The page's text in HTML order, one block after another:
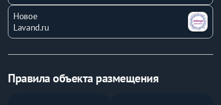
Новое
Lavand.ru
Правила объекта размещения